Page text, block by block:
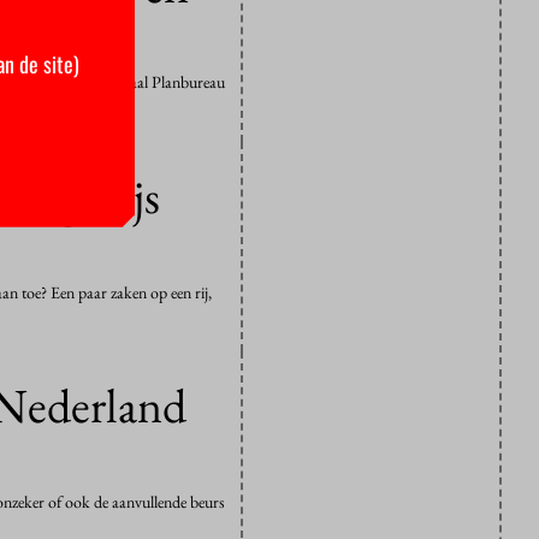
Het Centraal Planbureau
Als…
wijs
toe? Een paar zaken op een rij,
of ook de aanvullende beurs
de site)